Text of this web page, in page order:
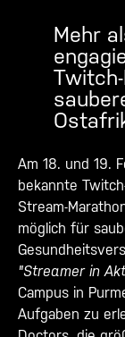
Mehr
Am 18. und 19.
bekannte
Stream-
möglich für
"Streamer in
Campus in
Aufgaben zu